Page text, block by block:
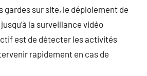
gardes sur site, le déploiement de
la surveillance vidéo
est de détecter les activités
rapidement en cas de